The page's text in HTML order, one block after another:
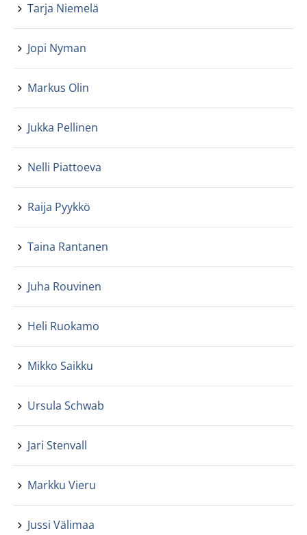
Tarja Niemelä
Jopi Nyman
Markus Olin
Jukka Pellinen
Nelli Piattoeva
Raija Pyykkö
Taina Rantanen
Juha Rouvinen
Heli Ruokamo
Mikko Saikku
Ursula Schwab
Jari Stenvall
Markku Vieru
Jussi Välimaa